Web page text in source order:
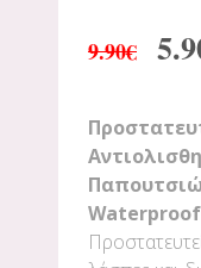
9.90€
Waterproof